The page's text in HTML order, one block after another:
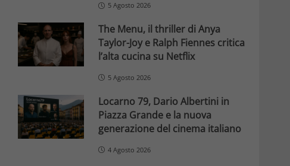
5 Agosto 2026
The Menu, il thriller di Anya
Taylor-Joy e Ralph Fiennes critica
l’alta cucina su Netflix
5 Agosto 2026
Locarno 79, Dario Albertini in
Piazza Grande e la nuova
generazione del cinema italiano
4 Agosto 2026